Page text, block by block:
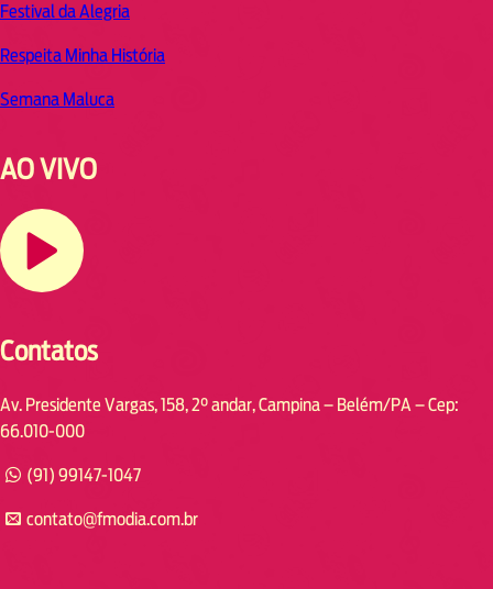
Festival da Alegria
Respeita Minha História
Semana Maluca
AO VIVO
Contatos
Av. Presidente Vargas, 158, 2° andar, Campina – Belém/PA – Cep:
66.010-000
(91) 99147-1047
contato@fmodia.com.br